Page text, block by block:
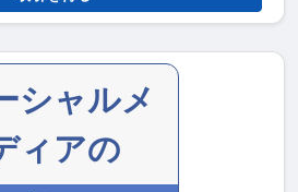
シャルメ
ィアの